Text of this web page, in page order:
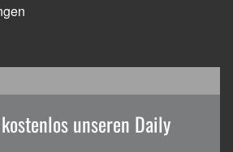
unseren Daily